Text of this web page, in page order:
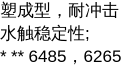
塑成型，耐冲击
水触稳定性;
* ** 6485，6265